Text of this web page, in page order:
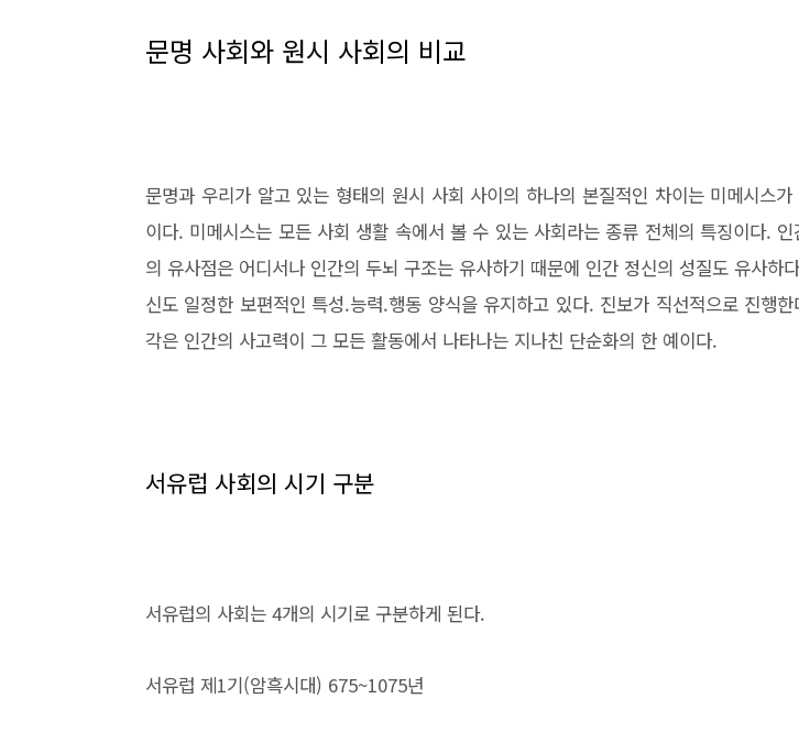
문명 사회와 원시 사회의 비교
문명과 우리가 알고 있는 형태의 원시 사회 사이의 하나의 본질적인 차이는 미메시스
이다. 미메시스는 모든 사회 생활 속에서 볼 수 있는 사회라는 종류 전체의 특징이다.
의 유사점은 어디서나 인간의 두뇌 구조는 유사하기 때문에 인간 정신의 성질도 유사하
신도 일정한 보편적인 특성.능력.행동 양식을 유지하고 있다. 진보가 직선적으로 진행
각은 인간의 사고력이 그 모든 활동에서 나타나는 지나친 단순화의 한 예이다.
서유럽 사회의 시기 구분
서유럽의 사회는 4개의 시기로 구분하게 된다.
서유럽 제1기(암흑시대) 675~1075년